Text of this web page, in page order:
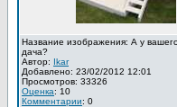
Название изображения: А у
дача?
Автор: Ikar
Добавлено: 23/02/2012 12:01
Просмотров: 33326
Оценка: 10
Комментарии: 0